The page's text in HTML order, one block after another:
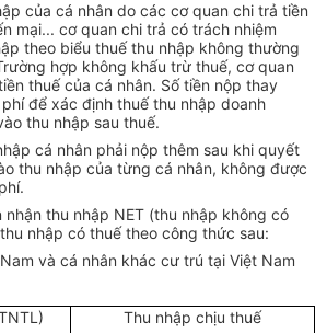
của cá nhân do các cơ quan chi trả tiền
mại... cơ quan chi trả có trách nhiệm
theo biểu thuế thu nhập không thường
hợp không khấu trừ thuế, cơ quan
thuế của cá nhân. Số tiền nộp thay
để xác định thuế thu nhập doanh
thu nhập sau thuế.
cá nhân phải nộp thêm sau khi quyết
thu nhập của từng cá nhân, không được
thu nhập NET (thu nhập không có
nhập có thuế theo công thức sau:
và cá nhân khác cư trú tại Việt Nam
Thu nhập chịu thuế